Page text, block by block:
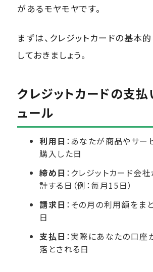
があるモヤモヤです。
まずは、クレジットカードの基本
しておきましょう。
クレジットカードの支
ュール
利用日 ：あなたが商品やサー
購入した日
締め日 ：クレジットカード会
計する日（例：毎月15日）
請求日 ：その月の利用額をま
日
支払日 ：実際にあなたの口座
落とされる日